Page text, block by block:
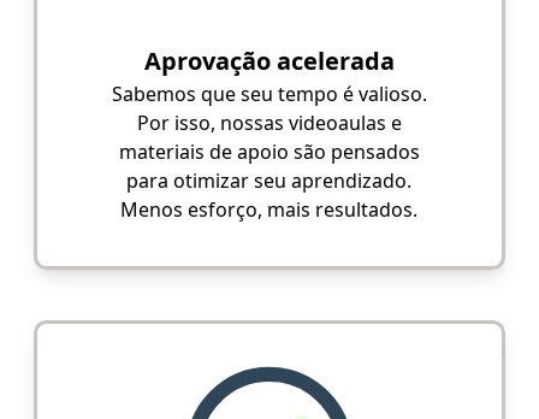
Aprovação acelerada
Sabemos que seu tempo é valioso.
Por isso, nossas videoaulas e
materiais de apoio são pensados
para otimizar seu aprendizado.
Menos esforço, mais resultados.